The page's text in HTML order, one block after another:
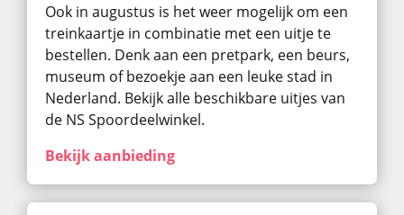
Ook in augustus ​is het weer mogelijk om een
treinkaartje in combinatie met een uitje te
bestellen. Denk aan een pretpark, een beurs,
museum of bezoekje aan een leuke stad in
Nederland. Bekijk alle beschikbare uitjes van
de NS Spoordeelwinkel.
Bekijk aanbieding